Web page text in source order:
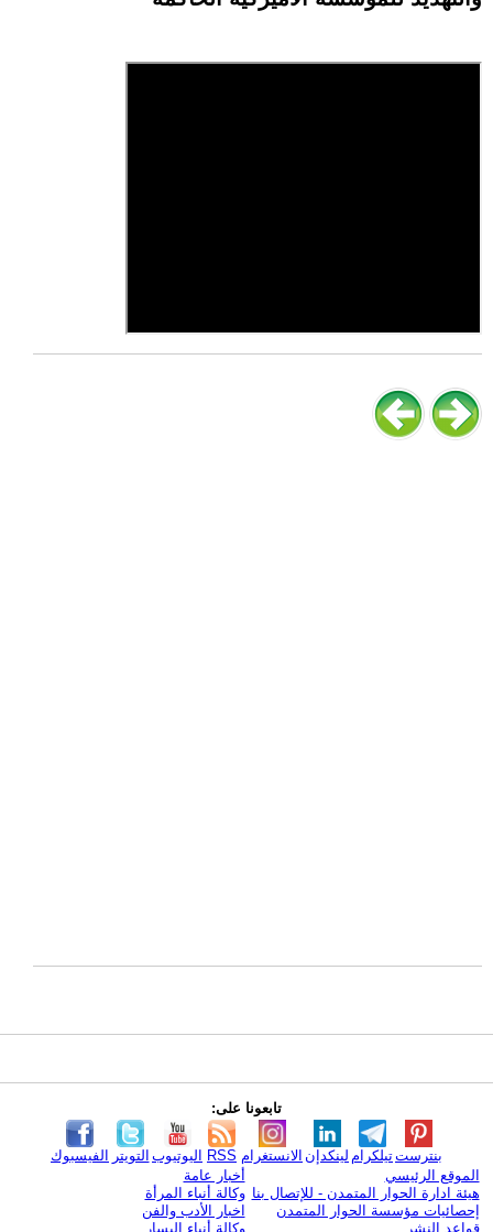
تابعونا على:
الفيسبوك التويتر اليوتيوب RSS الانستغرام لينكدإن تيلكرامبنترست
الموقع الرئيسي
هيئة ادارة الحوار المتمدن - للإتصال بنا
إحصائيات مؤسسة الحوار المتمدن
قواعد النشر
أخبار عامة
وكالة أنباء المرأة
اخبار الأدب والفن
وكالة أنباء اليسار